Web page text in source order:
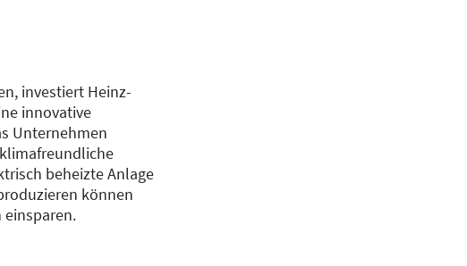
investiert Heinz-
innovative
Unternehmen
beheizte Anlage
können
einsparen.